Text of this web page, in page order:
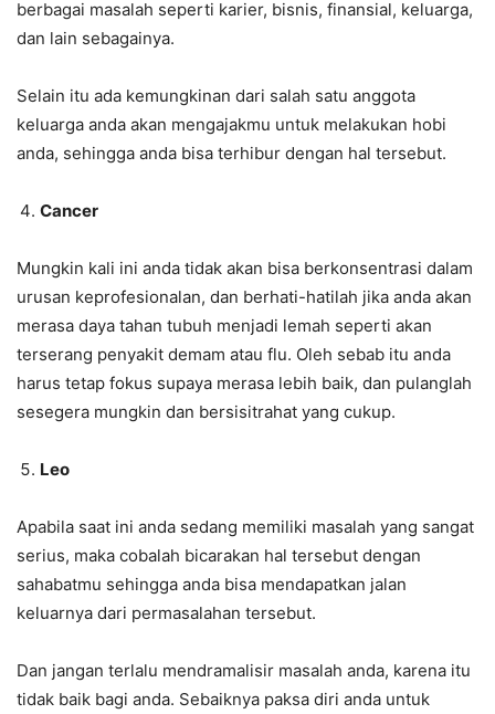
berbagai masalah seperti karier, bisnis, finansial, keluarga,
dan lain sebagainya.
Selain itu ada kemungkinan dari salah satu anggota
keluarga anda akan mengajakmu untuk melakukan hobi
anda, sehingga anda bisa terhibur dengan hal tersebut.
Cancer
Mungkin kali ini anda tidak akan bisa berkonsentrasi dalam
urusan keprofesionalan, dan berhati-hatilah jika anda akan
merasa daya tahan tubuh menjadi lemah seperti akan
terserang penyakit demam atau flu. Oleh sebab itu anda
harus tetap fokus supaya merasa lebih baik, dan pulanglah
sesegera mungkin dan bersisitrahat yang cukup.
Leo
Apabila saat ini anda sedang memiliki masalah yang sangat
serius, maka cobalah bicarakan hal tersebut dengan
sahabatmu sehingga anda bisa mendapatkan jalan
keluarnya dari permasalahan tersebut.
Dan jangan terlalu mendramalisir masalah anda, karena itu
tidak baik bagi anda. Sebaiknya paksa diri anda untuk